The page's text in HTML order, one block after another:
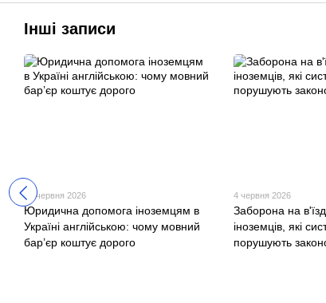
Інші записи
10 червня 2026
Юридична допомога іноземцям в
Україні англійською: чому мовний
бар’єр коштує дорого
4 червня 2026
Заборона на
іноземців, які
порушують